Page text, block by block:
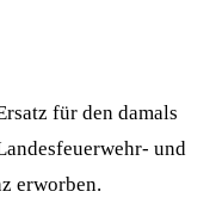
für den damals
und
erworben.